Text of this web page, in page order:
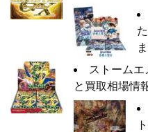
ストームエ
と買取相場情